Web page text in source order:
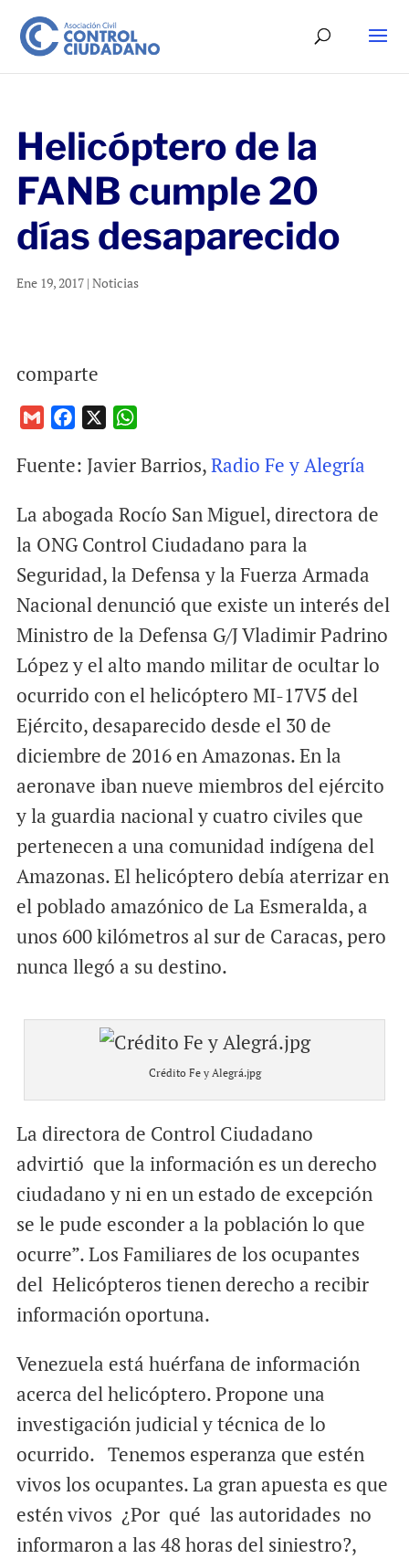
Helicóptero de la
FANB cumple 20
días desaparecido
Ene 19, 2017| Noticias
comparte
a
l
c
b
o
k
a
s
A
p
Fuente: Javier Barrios,Radio Fe y Alegría
La abogada Rocío San Miguel, directora de
la ONG Control Ciudadano para la
Seguridad, la Defensa y la Fuerza Armada
Nacional denunció que existe un interés del
Ministro de la Defensa G/J Vladimir Padrino
López y el alto mando militar de ocultar lo
ocurrido con el helicóptero MI-17V5 del
Ejército, desaparecido desde el 30 de
diciembre de 2016 en Amazonas.En la
aeronave iban nueve miembros del ejército
y la guardia nacional y cuatro civiles que
pertenecen a una comunidad indígena del
Amazonas. El helicóptero debía aterrizar en
el poblado amazónico de La Esmeralda, a
unos 600 kilómetros al sur de Caracas, pero
nunca llegó a su destino.
Crédito Fe y Alegrá.jpg
La directora de Control Ciudadano
advirtió que la información es un derecho
ciudadano y ni en un estado de excepción
se le pude esconder a la población lo que
ocurre”. Los Familiares de los ocupantes
del Helicópteros tienen derecho a recibir
información oportuna.
Venezuela está huérfana de información
acerca del helicóptero. Propone una
investigación judicial y técnica de lo
ocurrido. Tenemos esperanza que estén
vivos los ocupantes. La gran apuesta es que
estén vivos ¿Por qué las autoridades no
informaron a las 48 horas del siniestro?,